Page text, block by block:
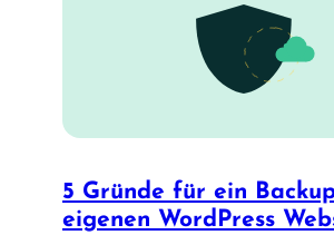
5 Gründe für ein
eigenen WordPress